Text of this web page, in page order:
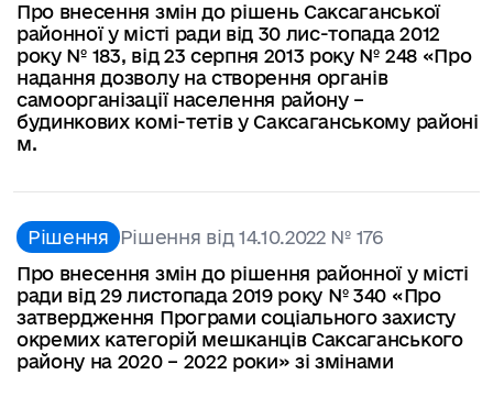
Про внесення змін до рішень Саксаганської
районної у місті ради від 30 лис-топада 2012
року № 183, від 23 серпня 2013 року № 248 «Про
надання дозволу на створення органів
самоорганізації населення району –
будинкових комі-тетів у Саксаганському районі
м.
Рішення Рішення від 14.10.2022 № 176
Про внесення змін до рішення районної у місті
ради від 29 листопада 2019 року № 340 «Про
затвердження Програми соціального захисту
окремих категорій мешканців Саксаганського
району на 2020 – 2022 роки» зі змінами